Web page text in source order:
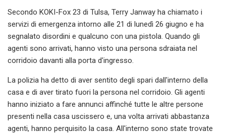
Secondo KOKI-Fox 23 di Tulsa, Terry Janway ha chiamato i
servizi di emergenza intorno alle 21 di lunedì 26 giugno e ha
segnalato disordini e qualcuno con una pistola. Quando gli
agenti sono arrivati, hanno visto una persona sdraiata nel
corridoio davanti alla porta d'ingresso.
La polizia ha detto di aver sentito degli spari dall'interno della
casa e di aver tirato fuori la persona nel corridoio. Gli agenti
hanno iniziato a fare annunci affinché tutte le altre persone
presenti nella casa uscissero e, una volta arrivati ​​abbastanza
agenti, hanno perquisito la casa. All'interno sono state trovate